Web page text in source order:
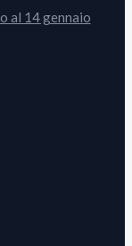
al 14 gennaio